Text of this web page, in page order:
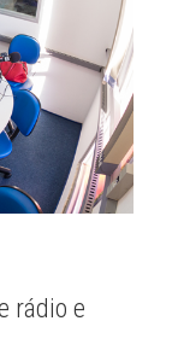
rádio e